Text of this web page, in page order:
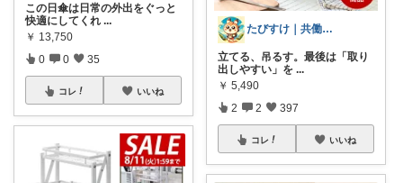
この日傘は日常の外出をぐっと
快適にしてくれ ...
￥ 13,750
0 0 35
コレ いいね
たびすけ｜共働きママの時短キッチン
立てる、吊るす。最後は「取り
出しやすい」を ...
￥ 5,490
2 2 397
コレ いいね